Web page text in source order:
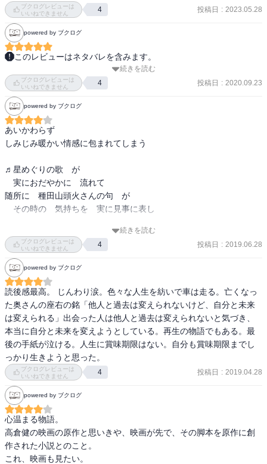
ブクログレビューは
いいねできません
4 投稿日 : 2023.05.28
powered by ブクログ
このレビューはネタバレを含みます。
序章で、５人の物語が展開し、すべてが織り成し、主人公のストー
リーをきれいに完成させていく。構成が非常に素晴らしく、感動す
る。何度も読み返したくなる。
いつかはキャンピングカーで放浪の旅にでてみたいな。
続きを読む
ブクログレビューは
いいねできません
4 投稿日 : 2020.09.23
powered by ブクログ
あいかわらず
しみじみ暖かい情感に包まれてしまう
♬星めぐりの歌　が
実におだやかに　流れて
随所に　種田山頭火さんの句　が
その時の　気持ちを　実に見事に表し
読後の　余韻が
いつもより　長く感じました
続きを読む
ブクログレビューは
いいねできません
4 投稿日 : 2019.06.28
powered by ブクログ
読後感最高。 じんわり涙。色々な人生を紡いで車は走る。亡くなっ
た奥さんの座右の銘「他人と過去は変えられないけど、自分と未来
は変えられる」出会った人は他人と過去は変えられないと気づき、
本当に自分と未来を変えようとしている。再生の物語でもある。最
後の手紙が泣ける。人生に賞味期限はない。自分も賞味期限までし
っかり生きようと思った。
ブクログレビューは
いいねできません
4 投稿日 : 2019.04.28
powered by ブクログ
心温まる物語。
高倉健の映画の原作と思いきや、映画が先で、その脚本を原作に創
作された小説とのこと。
これ、映画も見たい。